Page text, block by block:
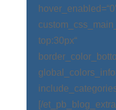
top:30px“
[/